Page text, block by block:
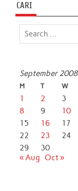
CARI
September 2008
M T W
1 2 3
8
9 10
15
16 17
22
23 24
29
30
« Aug
Oct »